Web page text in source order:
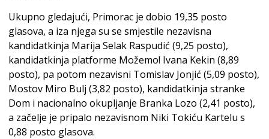
Ukupno gledajući, Primorac je dobio 19,35 posto
glasova, a iza njega su se smjestile nezavisna
kandidatkinja Marija Selak Raspudić (9,25 posto),
kandidatkinja platforme Možemo! Ivana Kekin (8,89
posto), pa potom nezavisni Tomislav Jonjić (5,09 posto),
Mostov Miro Bulj (3,82 posto), kandidatkinja stranke
Dom i nacionalno okupljanje Branka Lozo (2,41 posto),
a začelje je pripalo nezavisnom Niki Tokiću Kartelu s
0,88 posto glasova.